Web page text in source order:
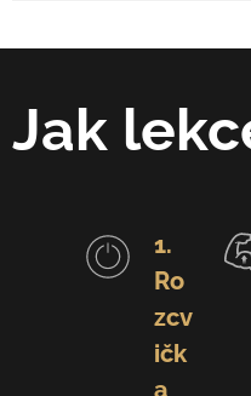
Jak
1.
Ro
zcv
ičk
a